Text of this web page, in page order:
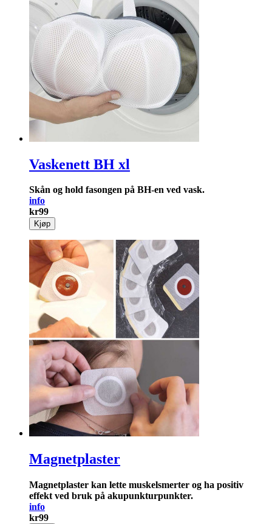
Vaskenett BH xl
Skån og hold fasongen på BH-en ved vask.
info
kr99
Kjøp
Magnetplaster
Magnetplaster kan lette muskelsmerter og ha positiv
effekt ved bruk på akupunkturpunkter.
info
kr99